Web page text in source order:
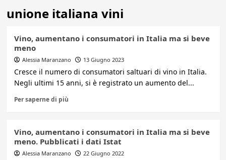
unione italiana vini
Vino, aumentano i consumatori in Italia ma si beve
meno
Alessia Maranzano 13 Giugno 2023
Cresce il numero di consumatori saltuari di vino in Italia.
Negli ultimi 15 anni, si è registrato un aumento del...
Per saperne di più
Vino, aumentano i consumatori in Italia ma si beve
meno. Pubblicati i dati Istat
Alessia Maranzano 22 Giugno 2022